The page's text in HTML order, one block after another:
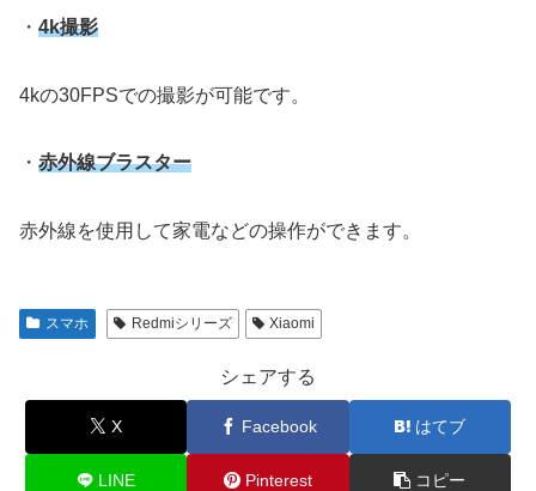
・ 4k撮影
4kの30FPSでの撮影が可能です。
・ 赤外線ブラスター
赤外線を使用して家電などの操作ができます。
スマホ Redmiシリーズ Xiaomi
シェアする
X Facebook はてブ
LINE Pinterest コピー